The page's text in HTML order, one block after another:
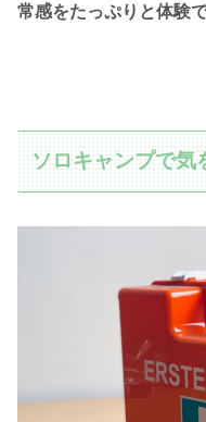
常感をたっぷりと体験で
ソロキャンプで気